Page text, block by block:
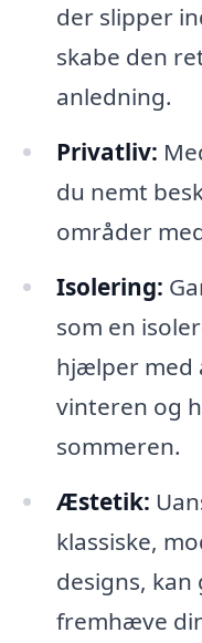
der slipper
skabe den
anledning.
Privatliv:
du nemt
områder
Isolering:
som en
hjælper med
vinteren og
sommeren.
Æstetik:
klassiske,
designs,
fremhæve